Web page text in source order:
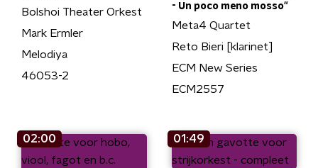
Bolshoi Theater Orkest
Mark Ermler
Melodiya
46053-2
- Un poco meno mosso"
Meta4 Quartet
Reto Bieri [klarinet]
ECM New Series
ECM2557
02:00 01:49